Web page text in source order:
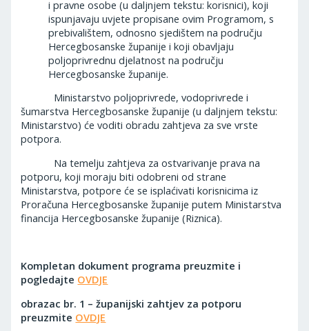
i pravne osobe (u daljnjem tekstu: korisnici), koji
ispunjavaju uvjete propisane ovim Programom, s
prebivalištem, odnosno sjedištem na području
Hercegbosanske županije i koji obavljaju
poljoprivrednu djelatnost na području
Hercegbosanske županije.
Ministarstvo poljoprivrede, vodoprivrede i
šumarstva Hercegbosanske županije (u daljnjem tekstu:
Ministarstvo) će voditi obradu zahtjeva za sve vrste
potpora.
Na temelju zahtjeva za ostvarivanje prava na
potporu, koji moraju biti odobreni od strane
Ministarstva, potpore će se isplaćivati korisnicima iz
Proračuna Hercegbosanske županije putem Ministarstva
financija Hercegbosanske županije (Riznica).
Kompletan dokument programa preuzmite i
pogledajte OVDJE
obrazac br. 1 – županijski zahtjev za potporu
preuzmite OVDJE